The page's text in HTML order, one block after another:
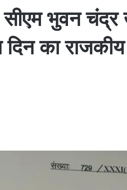
भुवन चंद्र
दिन का